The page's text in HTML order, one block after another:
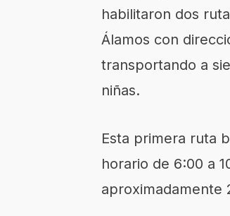
habilitaron dos
Álamos con
transportando a
niñas.
Esta primera ruta
horario de 6:00 a
aproximadamente